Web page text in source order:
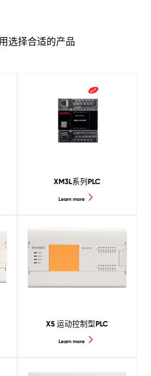
选择合适的产品
XM3L系列PLC
Learn more
X5 运动控制型PLC
Learn more